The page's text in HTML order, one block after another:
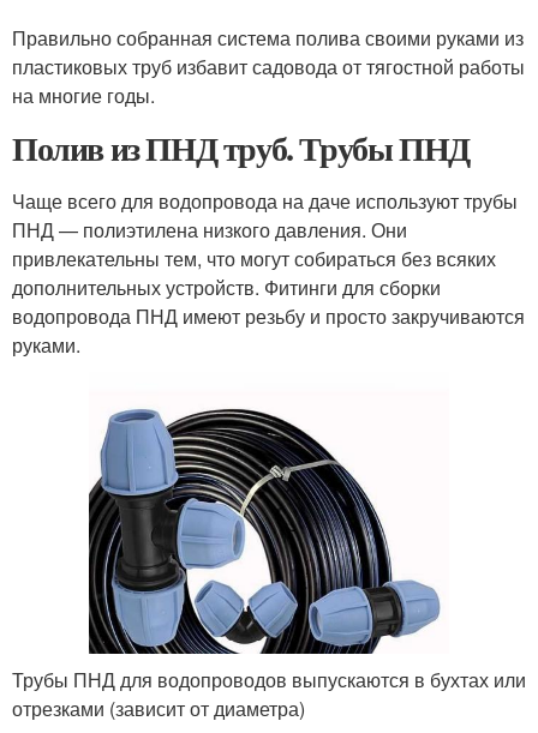
Правильно собранная система полива своими руками из
пластиковых труб избавит садовода от тягостной работы
на многие годы.
Полив из ПНД труб. Трубы ПНД
Чаще всего для водопровода на даче используют трубы
ПНД — полиэтилена низкого давления. Они
привлекательны тем, что могут собираться без всяких
дополнительных устройств. Фитинги для сборки
водопровода ПНД имеют резьбу и просто закручиваются
руками.
Трубы ПНД для водопроводов выпускаются в бухтах или
отрезками (зависит от диаметра)